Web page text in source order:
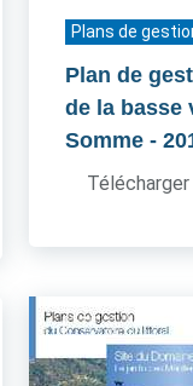
Plans de
Plan de
de la basse
Somme -